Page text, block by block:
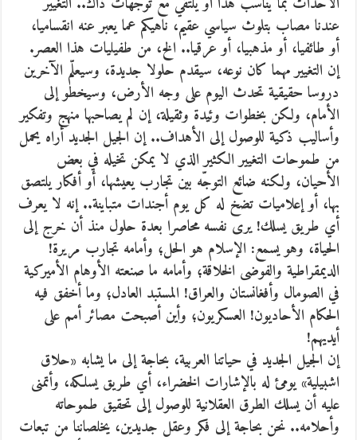
عندنا مصاب بتلوث سياسي عقيم، ناهيكم عما يعبر عنه انقساميا،
أو طائفيا، أو مذهبيا، أو عرقيا.. الخ، من طفيليات هذا العصر.
إن التغيير مهما كان نوعه، سيقدم حلولا جديدة، وسيعلّم الآخرين
دروسا حقيقية تحدث اليوم على وجه الأرض، وسيخطو إلى
الأمام، ولكن بخطوات وئيدة وثقيلة، إن لم يصاحبها منهج وتفكير
وأساليب ذكية للوصول إلى الأهداف.. إن الجيل الجديد أراه يحمل
من طموحات التغيير الكثير الذي لا يمكن تخيله في بعض
الأحيان، ولكنه ضائع التوجّه بين تجارب يعيشها، أو أفكار يلتصق
بها، أو إعلاميات تضخ له كل يوم أجندات متباينة.. إنه لا يعرف
أي طريق يسلك! يرى نفسه محاصرا بعدة حلول منذ أن خرج إلى
الحياة، وهو يسمع: الإسلام هو الحل؛ وأمامه تجارب مريرة!
الديمقراطية والفوضى الخلاقة؛ وأمامه ما صنعته الأوهام الأميركية
في الصومال وأفغانستان والعراق! المستبد العادل؛ وما أخفق فيه
الحكام الأحاديون! العسكريون؛ وأين أصبحت مصائر أمم على
أيديهم!
إن الجيل الجديد في حياتنا العربية، بحاجة إلى ما يشابه «حلاق
اشبيلية» يومئ له بالإشارات الخضراء، أي طريق يسلكه، وأتمنى
عليه أن يسلك الطرق العقلانية للوصول إلى تحقيق طموحاته
وأحلامه.. نحن بحاجة إلى فكر وعقل جديدين، يخلصاننا من تبعات